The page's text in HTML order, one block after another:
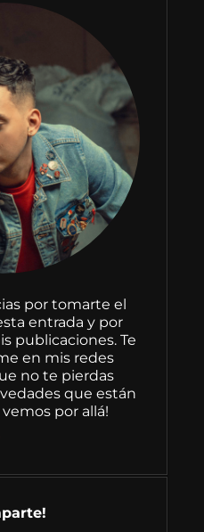
por tomarte el
entrada y por
publicaciones. Te
en mis redes
no te pierdas
que están
por allá!